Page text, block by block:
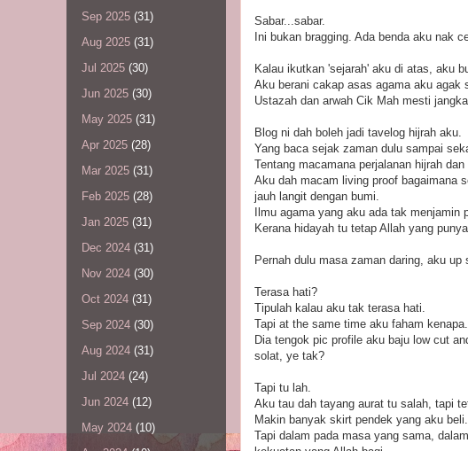
Sabar...sabar.
Ini bukan bragging. Ada benda aku nak
Kalau ikutkan 'sejarah' aku di atas, aku
Aku berani cakap asas agama aku agak
Ustazah dan arwah Cik Mah mesti
Blog ni dah boleh jadi tavelog hijrah aku.
Yang baca sejak zaman dulu sampai
Tentang macamana perjalanan hijrah
Aku dah macam living proof bagaimana
jauh langit dengan bumi.
Ilmu agama yang aku ada tak
Kerana hidayah tu tetap Allah yang
Pernah dulu masa zaman daring, aku
Terasa hati?
Tipulah kalau aku tak terasa hati.
Tapi at the same time aku faham kenapa.
Dia tengok pic profile aku baju low cut
solat, ye tak?
Tapi tu lah.
Aku tau dah tayang aurat tu salah, tapi
Makin banyak skirt pendek yang aku beli.
Tapi dalam pada masa yang sama,
Sep 2025 (31)
Aug 2025 (31)
Jul 2025 (30)
Jun 2025 (30)
May 2025 (31)
Apr 2025 (28)
Mar 2025 (31)
Feb 2025 (28)
Jan 2025 (31)
Dec 2024 (31)
Nov 2024 (30)
Oct 2024 (31)
Sep 2024 (30)
Aug 2024 (31)
Jul 2024 (24)
Jun 2024 (12)
May 2024 (10)